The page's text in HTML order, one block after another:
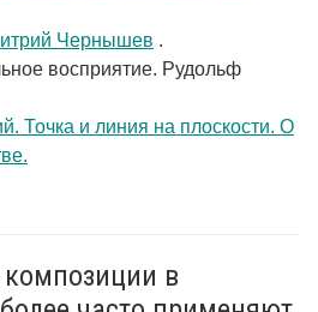
Чернышев .
восприятие. Рудольф
Точка и линия на плоскости. О
в